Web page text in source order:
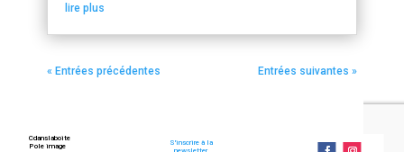
lire plus
« Entrées précédentes Entrées suivantes »
Cdanslaboite
Pole image
S'inscrire à la